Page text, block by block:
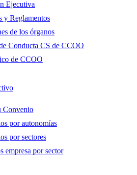
Ejecutiva
y Reglamentos
de los órganos
Conducta CS de CCOO
de CCOO
Convenio
por autonomías
por sectores
empresa por sector